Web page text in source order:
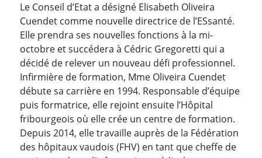
Le Conseil d’Etat a désigné Elisabeth Oliveira
Cuendet comme nouvelle directrice de l’ESsanté.
Elle prendra ses nouvelles fonctions à la mi-
octobre et succédera à Cédric Gregoretti qui a
décidé de relever un nouveau défi professionnel.
Infirmière de formation, Mme Oliveira Cuendet
débute sa carrière en 1994. Responsable d’équipe
puis formatrice, elle rejoint ensuite l’Hôpital
fribourgeois où elle crée un centre de formation.
Depuis 2014, elle travaille auprès de la Fédération
des hôpitaux vaudois (FHV) en tant que cheffe de